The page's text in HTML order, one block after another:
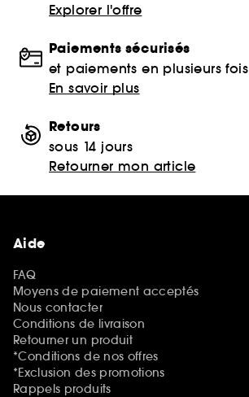
Explorer l'offre
Paiements sécurisés
et paiements en plusieurs fois
En savoir plus
Retours
sous 14 jours
Retourner mon article
Aide
FAQ
Moyens de paiement acceptés
Nous contacter
Conditions de livraison
Retourner un produit
*Conditions de nos offres
*Exclusion des promotions
Rappels produits